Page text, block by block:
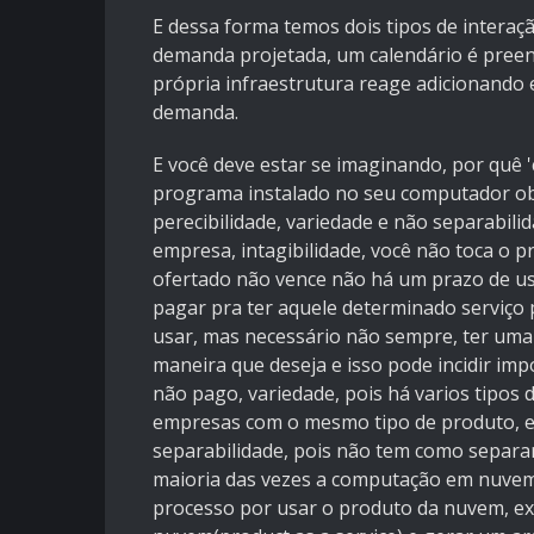
E dessa forma temos dois tipos de
demanda projetada, um calendário é
própria infraestrutura reage adicionando
demanda.
E você deve estar se imaginando, por
programa instalado no seu computador
perecibilidade, variedade e não
empresa, intagibilidade, você não toca o
ofertado não vence não há um prazo de
pagar pra ter aquele determinado
usar, mas necessário não sempre, ter
maneira que deseja e isso pode incidir
não pago, variedade, pois há varios tipos
empresas com o mesmo tipo de produto,
separabilidade, pois não tem como
maioria das vezes a computação em
processo por usar o produto da nuvem,